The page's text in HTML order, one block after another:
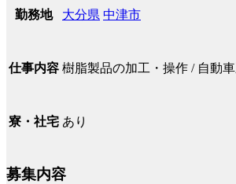
勤務地 大分県 中津市
仕事内容 樹脂製品の加工・操作 / 自動
寮・社宅 あり
募集内容